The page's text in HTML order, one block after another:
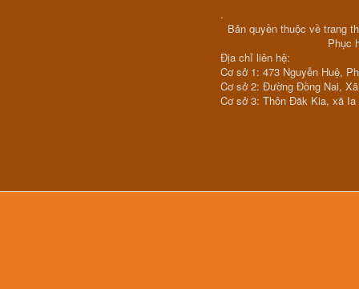
.
Bản quyền thuộc về trang
Phục
Địa chỉ liên hệ:
Cơ sở 1: 473 Nguyễn Huệ,
Cơ sở 2: Đường Đồng Nai,
Cơ sở 3: Thôn Đăk Kia, xã Ia